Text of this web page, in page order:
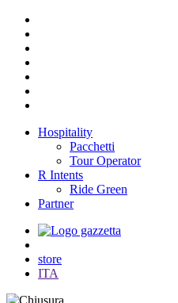
Hospitality
Pacchetti
Tour Operator
R Intents
Ride Green
Partner
store
ITA